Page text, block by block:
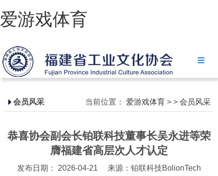
爱游戏体育
爱游戏体育
协会简介
政策法规
省级政策
会员风采 当前位置： 爱游戏体育 > > 会员风采
恭喜协会副会长铂联科技董事长吴永进等荣
膺福建省高层次人才认定
发布日期： 2026-04-21 来源：铂联科技BolionTech